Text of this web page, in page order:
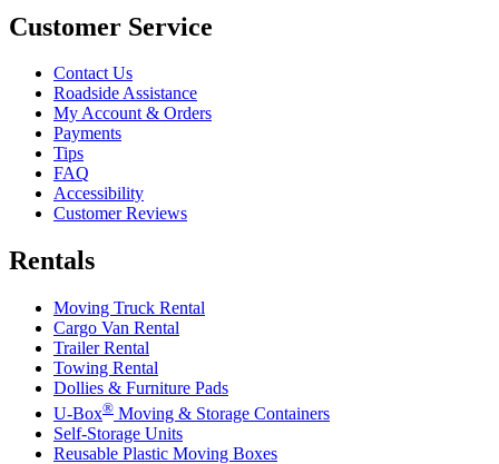
Customer Service
Contact Us
Roadside Assistance
My Account & Orders
Payments
Tips
FAQ
Accessibility
Customer Reviews
Rentals
Moving Truck Rental
Cargo Van Rental
Trailer Rental
Towing Rental
Dollies & Furniture Pads
U-Box® Moving & Storage Containers
Self-Storage Units
Reusable Plastic Moving Boxes